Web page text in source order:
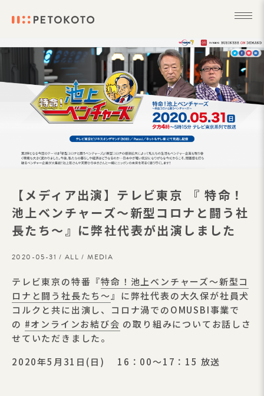
【メディア出演】テレビ東京 『 特命！
池上ベンチャーズ～新型コロナと闘う社
長たち～』に弊社代表が出演しました
2020-05-31 / ALL /MEDIA
テレビ東京の特番『特命！池上ベンチャーズ～新型コ
ロナと闘う社長たち～』に弊社代表の大久保が社員犬
コルクと共に出演し、コロナ渦でのOMUSBI事業で
の #オンラインお結び会 の取り組みについてお話しさ
せていただきました。
2020年5月31日(日) 16：00～17：15 放送